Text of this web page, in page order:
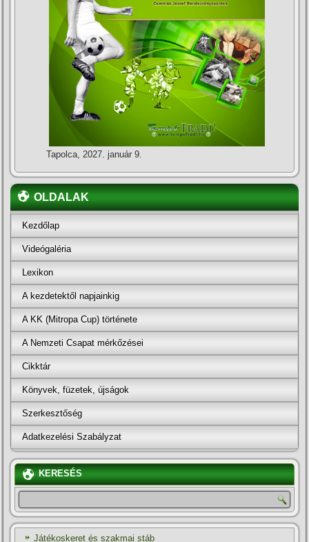
Tapolca, 2027. január 9.
OLDALAK
Kezdőlap
Videógaléria
Lexikon
A kezdetektől napjainkig
A KK (Mitropa Cup) története
A Nemzeti Csapat mérkőzései
Cikktár
Könyvek, füzetek, újságok
Szerkesztőség
Adatkezelési Szabályzat
KERESÉS
Játékoskeret és szakmai stáb